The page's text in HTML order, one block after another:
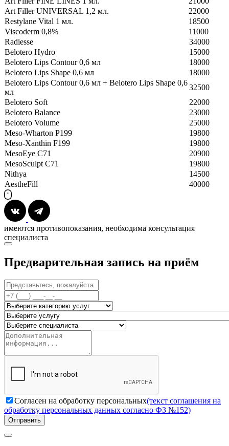
Art Filler UNIVERSAL 1,2 мл.
22000
Restylane Vital 1 мл.
18500
Viscoderm 0,8%
11000
Radiesse
34000
Belotero Hydro
15000
Belotero Lips Contour 0,6 мл
18000
Belotero Lips Shape 0,6 мл
18000
Belotero Lips Contour 0,6 мл + Belotero Lips Shape 0,6
мл
32500
Belotero Soft
22000
Belotero Balance
23000
Belotero Volume
25000
Meso-Wharton P199
19800
Meso-Xanthin F199
19800
MesoEye C71
20900
MesoSculpt C71
19800
Nithya
14500
AestheFill
40000
имеются противопоказания, необходима консультация
специалиста
Предварительная запись на приём
Согласен на обработку персональных(текст соглашения на
обработку персональных данных согласно ФЗ №152)
Отправить